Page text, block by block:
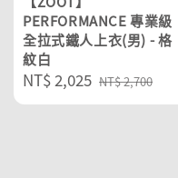
PERFORMANCE 專業級
全拉式鐵人上衣(男) - 格
紋白
Sale
price
NT$ 2,025 Regular
price
NT$ 2,700